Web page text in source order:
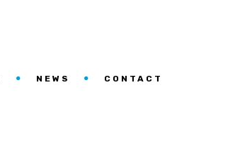
NEWS CONTACT